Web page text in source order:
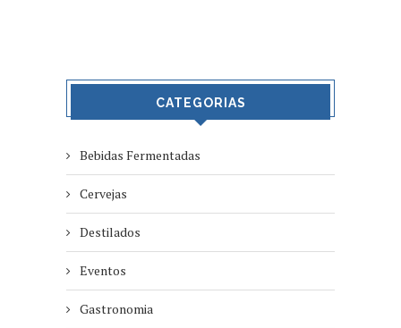
CATEGORIAS
Bebidas Fermentadas
Cervejas
Destilados
Eventos
Gastronomia